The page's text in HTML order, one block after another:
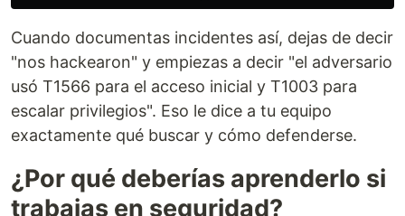
Cuando documentas incidentes así, dejas de decir
"nos hackearon" y empiezas a decir "el adversario
usó T1566 para el acceso inicial y T1003 para
escalar privilegios". Eso le dice a tu equipo
exactamente qué buscar y cómo defenderse.
¿Por qué deberías aprenderlo si
trabajas en seguridad?